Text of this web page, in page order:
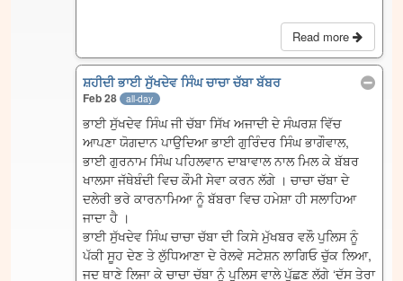
Read more
ਸ਼ਹੀਦੀ ਭਾਈ ਸੁੱਖਦੇਵ ਸਿੰਘ ਚਾਚਾ ਚੱਬਾ ਬੱਬਰ
Feb 28 all-day
ਭਾਈ ਸੁੱਖਦੇਵ ਸਿੰਘ ਜੀ ਚੱਬਾ ਸਿੱਖ ਅਜਾਦੀ ਦੇ ਸੰਘਰਸ਼ ਵਿੱਚ
ਆਪਣਾ ਯੋਗਦਾਨ ਪਾਉਦਿਆ ਭਾਈ ਗੁਰਿੰਦਰ ਸਿੰਘ ਭਾਗੌਵਾਲ,
ਭਾਈ ਗੁਰਨਾਮ ਸਿੰਘ ਪਹਿਲਵਾਨ ਦਾਬਾਵਾਲ ਨਾਲ ਮਿਲ ਕੇ ਬੱਬਰ
ਖਾਲਸਾ ਜੱਥੇਬੰਦੀ ਵਿਚ ਕੌਮੀ ਸੇਵਾ ਕਰਨ ਲੱਗੇ । ਚਾਚਾ ਚੱਬਾ ਦੇ
ਦਲੇਰੀ ਭਰੇ ਕਾਰਨਾਮਿਆ ਨੂੰ ਬੱਬਰਾ ਵਿਚ ਹਮੇਸ਼ਾ ਹੀ ਸਲਾਹਿਆ
ਜਾਦਾ ਹੈ ।
ਭਾਈ ਸੁੱਖਦੇਵ ਸਿੰਘ ਚਾਚਾ ਚੱਬਾ ਦੀ ਕਿਸੇ ਮੁੱਖਬਰ ਵਲੌ ਪੁਲਿਸ ਨੂੰ
ਪੱਕੀ ਸੂਹ ਦੇਣ ਤੇ ਲੁੱਧਿਆਣਾ ਦੇ ਰੇਲਵੇ ਸਟੇਸ਼ਨ ਲਾਗਿਓ ਚੁੱਕ ਲਿਆ,
ਜਦ ਥਾਣੇ ਲਿਜਾ ਕੇ ਚਾਚਾ ਚੱਬਾ ਨੂੰ ਪੁਲਿਸ ਵਾਲੇ ਪੁੱਛਣ ਲੱਗੇ ‘ਦੱਸ ਤੇਰਾ